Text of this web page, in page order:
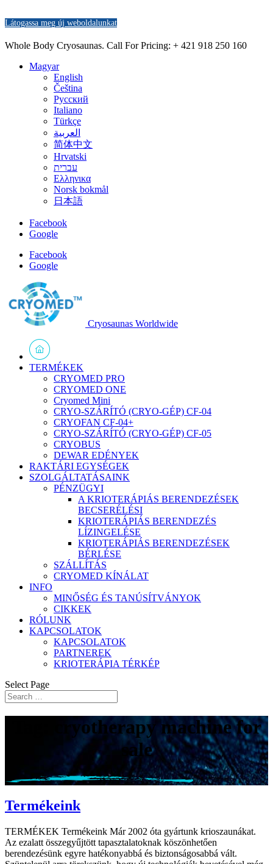
Látogassa meg új weboldalunkat
Whole Body Cryosaunas. Call For Pricing: + 421 918 250 160
Magyar
English
Čeština
Русский
Italiano
Türkçe
العربية
简体中文
Hrvatski
עברית
Ελληνικα
Norsk bokmål
日本語
Facebook
Google
Facebook
Google
Cryosaunas Worldwide
TERMÉKEK
CRYOMED PRO
CRYOMED ONE
Cryomed Mini
CRYO-SZÁRÍTÓ (CRYO-GÉP) CF-04
CRYOFAN CF-04+
CRYO-SZÁRÍTÓ (CRYO-GÉP) CF-05
CRYOBUS
DEWAR EDÉNYEK
RAKTÁRI EGYSÉGEK
SZOLGÁLTATÁSAINK
PÉNZÜGYI
A KRIOTERÁPIÁS BERENDEZÉSEK
BECSERÉLÉSI
KRIOTERÁPIÁS BERENDEZÉS
LÍZINGELÉSE
KRIOTERÁPIÁS BERENDEZÉSEK
BÉRLÉSE
SZÁLLÍTÁS
CRYOMED KÍNÁLAT
INFO
MINŐSÉG ÉS TANÚSÍTVÁNYOK
CIKKEK
RÓLUNK
KAPCSOLATOK
KAPCSOLATOK
PARTNEREK
KRIOTERÁPIA TÉRKÉP
Select Page
Tag: cryotherapy machine for
sale
Termékeink
TERMÉKEK Termékeink Már 2002 óta gyártunk krioszaunákat.
Az ezalatt összegyűjtött tapasztalatoknak köszönhetően
berendezésünk egyre hatékonyabbá és biztonságosabbá vált.